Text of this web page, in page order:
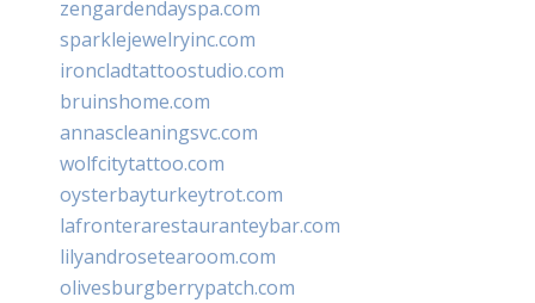
zengardendayspa.com
sparklejewelryinc.com
ironcladtattoostudio.com
bruinshome.com
annascleaningsvc.com
wolfcitytattoo.com
oysterbayturkeytrot.com
lafronterarestauranteybar.com
lilyandrosetearoom.com
olivesburgberrypatch.com